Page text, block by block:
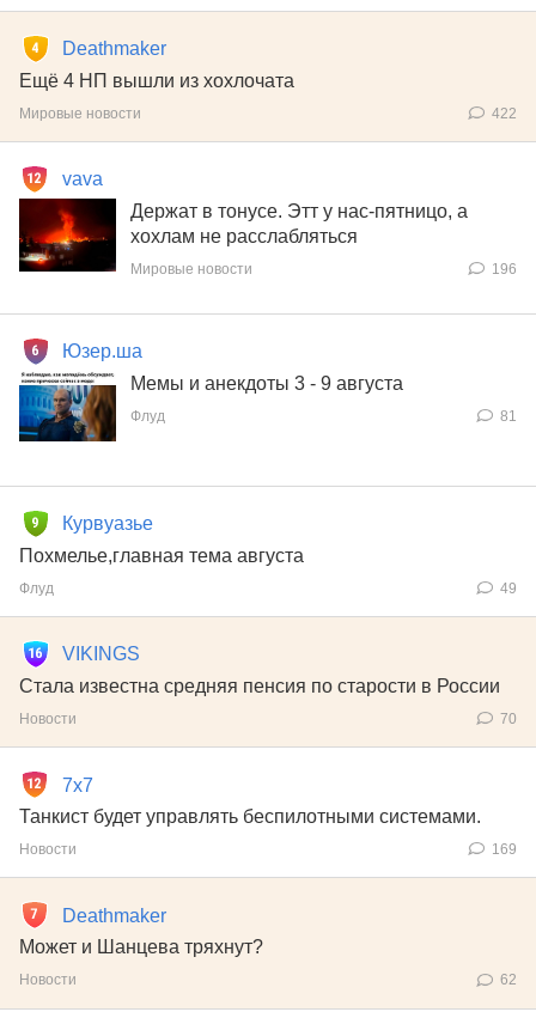
Deathmaker
Ещё 4 НП вышли из хохлочата
422
Мировые новости
vava
Держат в тонусе. Этт у нас-пятницо, а
хохлам не расслабляться
196
Мировые новости
Юзер.ша
Мемы и анекдоты 3 - 9 августа
81
Флуд
Курвуазье
Похмелье,главная тема августа
49
Флуд
VIKINGS
Стала известна средняя пенсия по старости в России
70
Новости
7x7
Танкист будет управлять беспилотными системами.
169
Новости
Deathmaker
Может и Шанцева тряхнут?
62
Новости